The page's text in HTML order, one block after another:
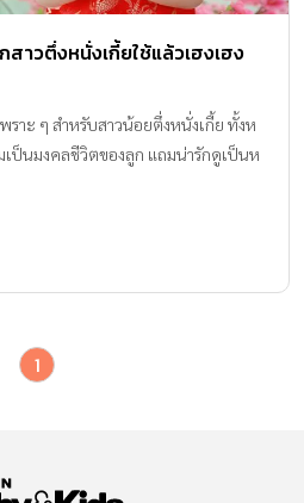
าวตึ่งหนั่งเกี้ยใช้แล้วเฮงเฮง
าะ ๆ สำหรับสาวน้อยตึ่งหนั่งเกี้ย ทั้งห
ป็นมงคลชีวิตของลูก แถมน่ารักดูเป็นห
1